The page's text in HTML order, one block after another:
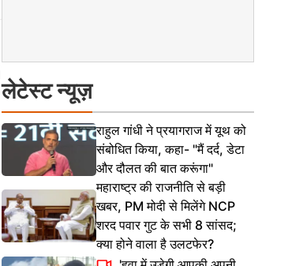
लेटेस्ट न्यूज़
राहुल गांधी ने प्रयागराज में यूथ को
संबोधित किया, कहा- "मैं दर्द, डेटा
और दौलत की बात करूंगा"
महाराष्ट्र की राजनीति से बड़ी
खबर, PM मोदी से मिलेंगे NCP
शरद पवार गुट के सभी 8 सांसद;
क्या होने वाला है उलटफेर?